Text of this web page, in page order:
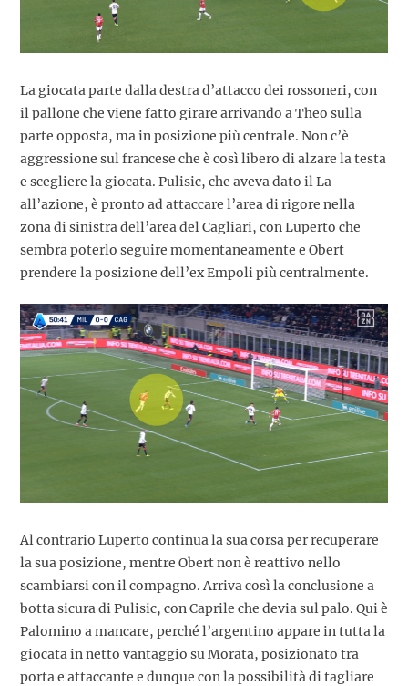
La giocata parte dalla destra d’attacco dei rossoneri, con
il pallone che viene fatto girare arrivando a Theo sulla
parte opposta, ma in posizione più centrale. Non c’è
aggressione sul francese che è così libero di alzare la testa
e scegliere la giocata. Pulisic, che aveva dato il La
all’azione, è pronto ad attaccare l’area di rigore nella
zona di sinistra dell’area del Cagliari, con Luperto che
sembra poterlo seguire momentaneamente e Obert
prendere la posizione dell’ex Empoli più centralmente.
Al contrario Luperto continua la sua corsa per recuperare
la sua posizione, mentre Obert non è reattivo nello
scambiarsi con il compagno. Arriva così la conclusione a
botta sicura di Pulisic, con Caprile che devia sul palo. Qui è
Palomino a mancare, perché l’argentino appare in tutta la
giocata in netto vantaggio su Morata, posizionato tra
porta e attaccante e dunque con la possibilità di tagliare